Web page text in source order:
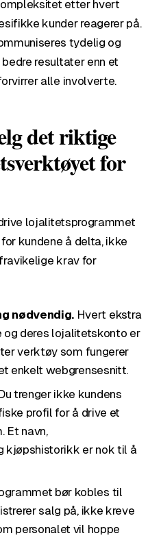
etter hvert
kunder reagerer på.
tydelig og
resultater enn et
alle involverte.
det riktige
for
lojalitetsprogrammet
kundene å delta, ikke
krav for
nødvendig. Hvert ekstra
og deres lojalitetskonto er
verktøy som fungerer
enkelt webgrensesnitt.
trenger ikke kundens
profil for å drive et
Et navn,
kjøpshistorikk er nok til å
bør kobles til
salg på, ikke kreve
personalet vil hoppe